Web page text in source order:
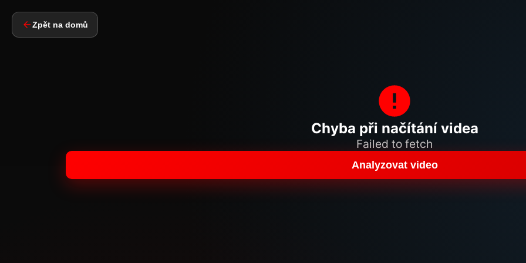
Zpět na domů
Chyba při načítání videa
Failed to fetch
Analyzovat video